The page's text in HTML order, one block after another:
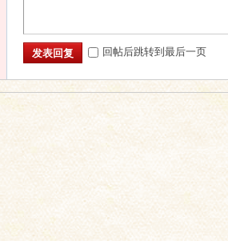
发表回复 回帖后跳转到最后一页